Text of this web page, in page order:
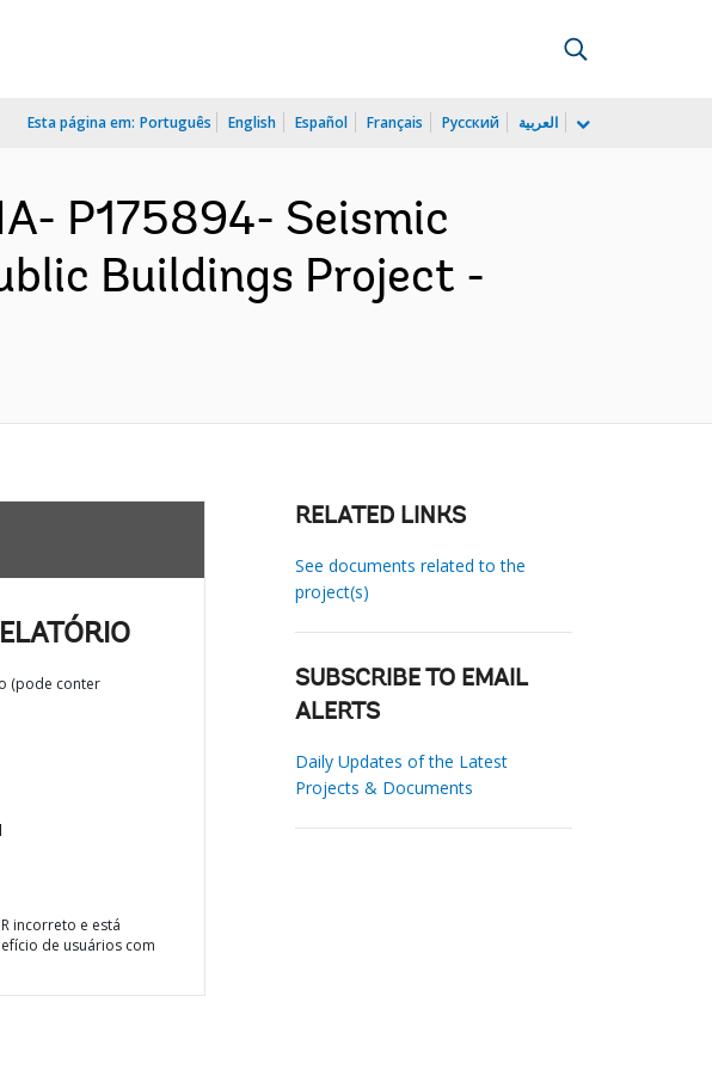
Esta página em: Português English Español Français Русский العربية
P175894- Seismic
Buildings Project -
(pode conter
incorreto e está
de usuários com
RELATED LINKS
See documents related to the
project(s)
SUBSCRIBE TO EMAIL
ALERTS
Daily Updates of the Latest
Projects & Documents